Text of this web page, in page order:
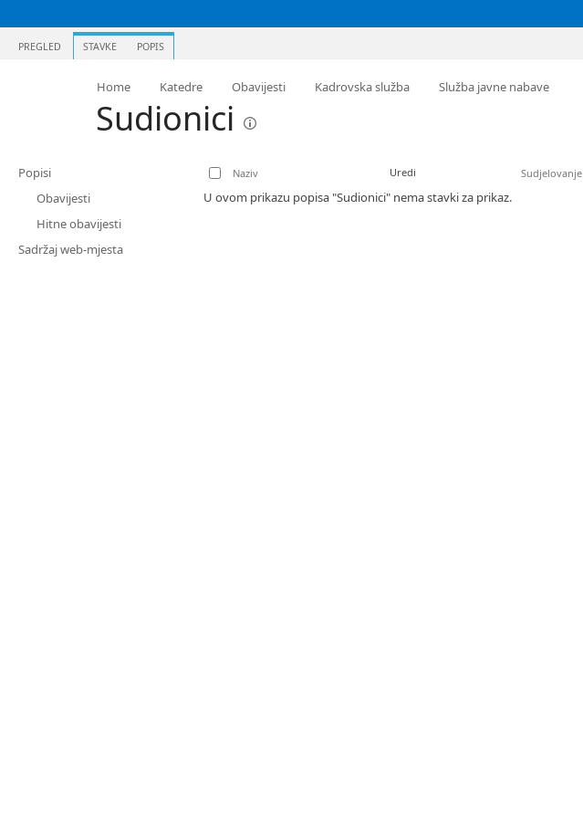
PREGLED STAVKE POPIS
Home Katedre Obavijesti Kadrovska služba Služba javne nabave
Sudionici
Popisi
Obavijesti
Hitne obavijesti
Sadržaj web-mjesta
Naziv Uredi Sudjelovanje
U ovom prikazu popisa "Sudionici" nema stavki za prikaz.